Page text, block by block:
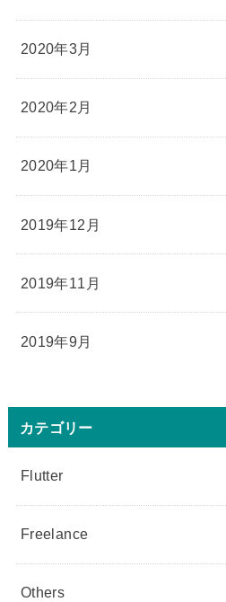
2020年3月
2020年2月
2020年1月
2019年12月
2019年11月
2019年9月
カテゴリー
Flutter
Freelance
Others